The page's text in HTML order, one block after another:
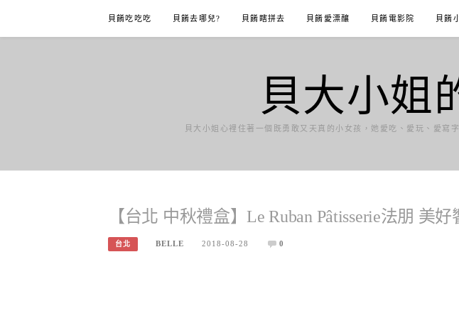
content
貝餚吃吃吃 貝餚去哪兒? 貝餚瞎拼去 貝餚愛漂釀 貝餚電影院 貝餚
貝大小姐
貝大小姐心裡住著一個既勇敢又天真的小女孩，她愛吃、愛玩、愛寫
【台北 中秋禮盒】Le Ruban Pâtisserie法朋 美
台北 BELLE 2018-08-28 0